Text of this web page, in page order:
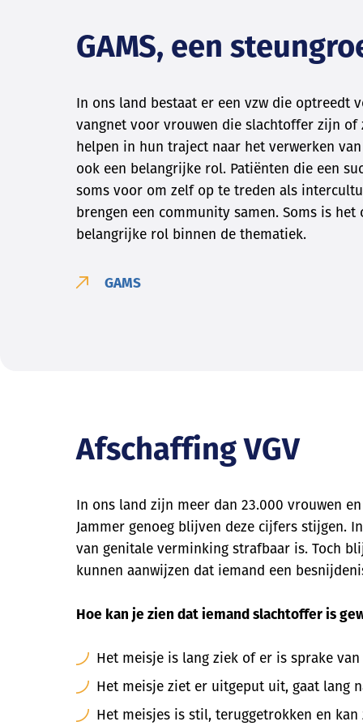
GAMS, een
In ons land bestaat er een vzw die optreedt
vangnet voor vrouwen die slachtoffer zijn of
helpen in hun traject naar het verwerken
ook een belangrijke rol. Patiënten die een
soms voor om zelf op te treden als
brengen een community samen. Soms is
belangrijke rol binnen de thematiek.
GAMS
Afschaffing VGV
In ons land zijn meer dan 23.000 vrouwen
Jammer genoeg blijven deze cijfers stijgen.
van genitale verminking strafbaar is. Toch
kunnen aanwijzen dat iemand een
Hoe kan je zien dat iemand slachtoffer is
Het meisje is lang ziek of er is sprake
Het meisje ziet er uitgeput uit, gaat lang
Het meisjes is stil, teruggetrokken en